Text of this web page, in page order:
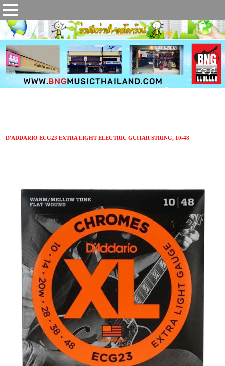
D'ADDARIO ECG23 EXTRA LIGHT ELECTRIC GUITAR STRING, 10-48